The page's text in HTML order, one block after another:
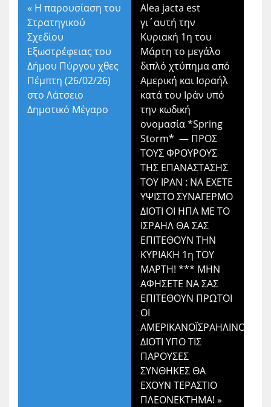
« Η παρουσίαση του
Στρατηγικού
Σχεδίου
Εξωστρέφειας του
Δήμου Πύργου χθες
Πέμπτη (26/02/26)
στο Λάτσειο
Δημοτικό Μέγαρο
Alea jacta est
γι΄αυτή την
Κυριακή 1η του
Μάρτη το μεγάλο
διπλό χτύπημα από
Αμερική και Ισραήλ
κατά του Ιράν υπό
την κωδική
ονομασία *Spring
Storm* — ΠΡΟΣ
ΤΟΥΣ ΦΡΟΥΡΟΥΣ
ΤΗΣ ΕΠΑΝΑΣΤΑΣΗΣ
ΤΟΥ ΙΡΑΝ : ΝΑ ΕΧΕΤΕ
ΥΨΙΣΤΟ ΣΥΝΑΓΕΡΜΟ
ΔΙΟΤΙ ΟΙ ΗΠΑ ΜΕ ΤΟ
ΙΣΡΑΗΛ ΘΑ ΣΑΣ
ΕΠΙΤΕΘΟΥΝ ΤΗΝ
ΚΥΡΙΑΚΗ 1η ΤΟΥ
ΜΑΡΤΗ! *** ΜΗΝ
ΑΦΗΣΕΤΕ ΝΑ ΣΑΣ
ΕΠΙΤΕΘΟΥΝ ΠΡΩΤΟΙ
ΟΙ
ΑΜΕΡΙΚΑΝΟΪΣΡΑΗΛΙΝΟΙ
ΔΙΟΤΙ ΥΠΟ ΤΙΣ
ΠΑΡΟΥΣΕΣ
ΣΥΝΘΗΚΕΣ ΘΑ
ΕΧΟΥΝ ΤΕΡΑΣΤΙΟ
ΠΛΕΟΝΕΚΤΗΜΑ! »